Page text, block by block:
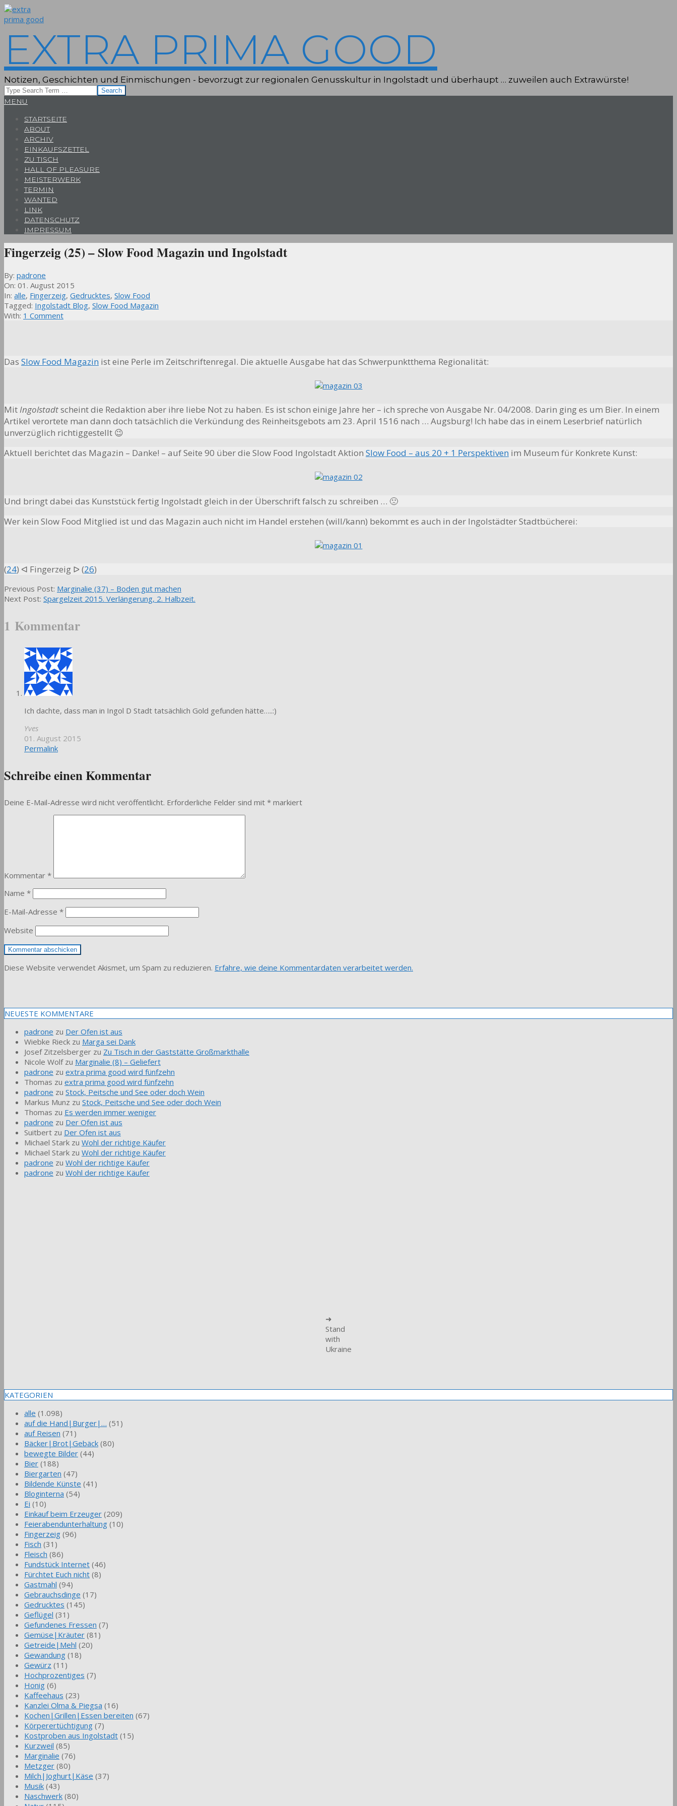
Skip
to
EXTRA PRIMA GOOD
Notizen, Geschichten und Einmischungen - bevorzugt zur regionalen Genusskultur in Ingolstadt und überhaupt … zuweilen auch Extrawürste!
Search
Primary
MENU
STARTSEITE
ABOUT
ARCHIV
EINKAUFSZETTEL
ZU TISCH
HALL OF PLEASURE
MEISTERWERK
TERMIN
WANTED
LINK
DATENSCHUTZ
IMPRESSUM
Fingerzeig (25) – Slow Food Magazin und Ingolstadt
By: padrone
On: 01. August 2015
In: alle, Fingerzeig, Gedrucktes, Slow Food
Tagged: Ingolstadt Blog, Slow Food Magazin
With: 1 Comment
Das Slow Food Magazin ist eine Perle im Zeitschriftenregal. Die aktuelle Ausgabe hat das Schwerpunktthema Regionalität:
MitIngolstadtscheint die Redaktion aber ihre liebe Not zu haben. Es ist schon einige Jahre her – ich spreche von Ausgabe Nr. 04/2008. Darin ging es um Bier. In einem
Artikel verortete man dann doch tatsächlich die Verkündung des Reinheitsgebots am 23. April 1516 nach … Augsburg! Ich habe das in einem Leserbrief natürlich
unverzüglich richtiggestellt 😉
Aktuell berichtet das Magazin – Danke! – auf Seite 90 über die Slow Food Ingolstadt Aktion Slow Food – aus 20 + 1 Perspektiven im Museum für Konkrete Kunst:
Und bringt dabei das Kunststück fertig Ingolstadt gleich in der Überschrift falsch zu schreiben … 🙁
Wer kein Slow Food Mitglied ist und das Magazin auch nicht im Handel erstehen (will/kann) bekommt es auch in der Ingolstädter Stadtbücherei:
(24) ᐊ Fingerzeig ᐅ (26)
2015-
08-
Previous Post: Marginalie (37) – Boden gut machen
Next Post: Spargelzeit 2015. Verlängerung, 2. Halbzeit.
1 Kommentar
Ich dachte, dass man in Ingol D Stadt tatsächlich Gold gefunden hätte…..:)
Yves
01. August 2015
Permalink
Schreibe einen Kommentar
Deine E-Mail-Adresse wird nicht veröffentlicht. Erforderliche Felder sind mit * markiert
Kommentar *
Name *
E-Mail-Adresse *
Website
Diese Website verwendet Akismet, um Spam zu reduzieren. Erfahre, wie deine Kommentardaten verarbeitet werden.
NEUESTE KOMMENTARE
padrone zu Der Ofen ist aus
Wiebke Rieck zu Marga sei Dank
Josef Zitzelsberger zu Zu Tisch in der Gaststätte Großmarkthalle
Nicole Wolfzu Marginalie (8) – Geliefert
padrone zu extra prima good wird fünfzehn
Thomas zu extra prima good wird fünfzehn
padrone zu Stock, Peitsche und See oder doch Wein
Markus Munz zu Stock, Peitsche und See oder doch Wein
Thomas zu Es werden immer weniger
padrone zu Der Ofen ist aus
Suitbert zu Der Ofen ist aus
Michael Stark zu Wohl der richtige Käufer
Michael Stark zu Wohl der richtige Käufer
padrone zu Wohl der richtige Käufer
padrone zu Wohl der richtige Käufer
➜
Stand
with
Ukraine
KATEGORIEN
alle (1.098)
auf die Hand|Burger|… (51)
auf Reisen (71)
Bäcker|Brot|Gebäck (80)
bewegte Bilder (44)
Bier (188)
Biergarten (47)
Bildende Künste (41)
Bloginterna (54)
Ei (10)
Einkauf beim Erzeuger (209)
Feierabendunterhaltung (10)
Fingerzeig (96)
Fisch (31)
Fleisch (86)
Fundstück Internet (46)
Fürchtet Euch nicht (8)
Gastmahl (94)
Gebrauchsdinge (17)
Gedrucktes (145)
Geflügel (31)
Gefundenes Fressen (7)
Gemüse|Kräuter (81)
Getreide|Mehl (20)
Gewandung (18)
Gewürz (11)
Hochprozentiges (7)
Honig (6)
Kaffeehaus (23)
Kanzlei Olma & Piegsa (16)
Kochen|Grillen|Essen bereiten (67)
Körperertüchtigung (7)
Kostproben aus Ingolstadt (15)
Kurzweil (85)
Marginalie (76)
Metzger (80)
Milch|Joghurt|Käse (37)
Musik (43)
Naschwerk (80)